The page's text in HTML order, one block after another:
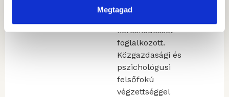
Megtagadkiemelten határidős
kereskedéssel
foglalkozott.
Közgazdasági és
pszichológusi
felsőfokú
végzettséggel